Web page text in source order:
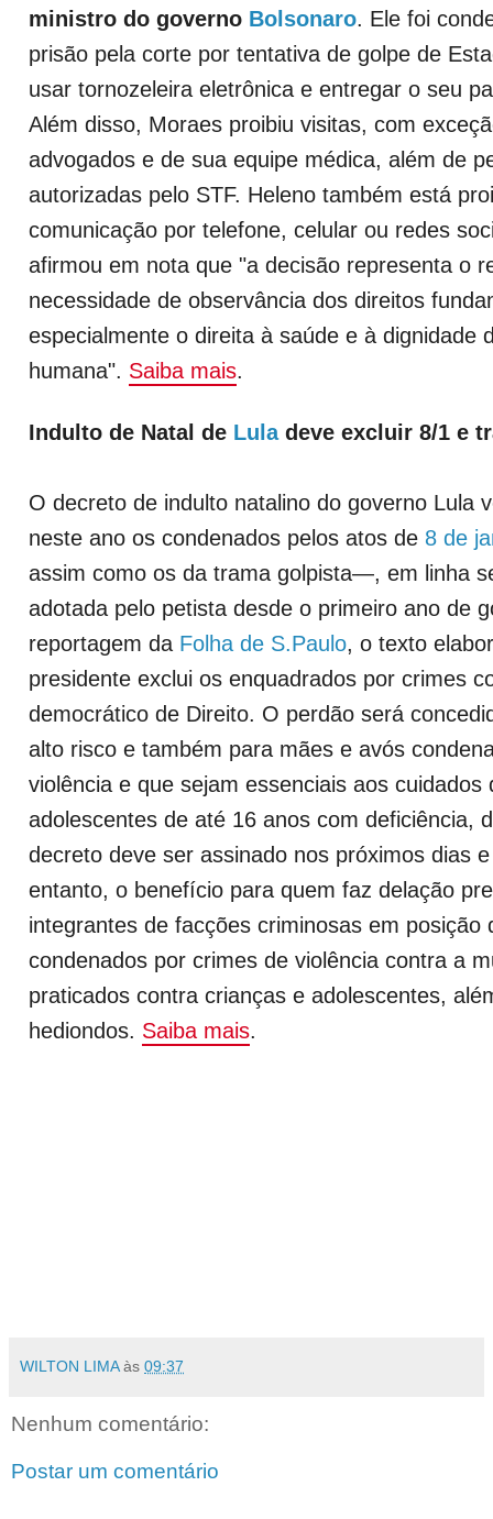
ministro do governo Bolsonaro. Ele foi
prisão pela corte por tentativa de golpe de
usar tornozeleira eletrônica e entregar o seu
Além disso, Moraes proibiu visitas, com
advogados e de sua equipe médica, além de
autorizadas pelo STF. Heleno também está
comunicação por telefone, celular ou redes
afirmou em nota que "a decisão representa o
necessidade de observância dos direitos
especialmente o direita à saúde e à dignidade
humana". Saiba mais.
Indulto de Natal de Luladeve excluir 8/1 e
O decreto de indulto natalino do governo Lula
neste ano os condenados pelos atos de 8 de
assim como os da trama golpista—, em linha
adotada pelo petista desde o primeiro ano de
reportagem da Folha de S.Paulo, o texto
presidente exclui os enquadrados por crimes
democrático de Direito. O perdão será
alto risco e também para mães e avós
violência e que sejam essenciais aos cuidados
adolescentes de até 16 anos com deficiência,
decreto deve ser assinado nos próximos dias
entanto, o benefício para quem faz delação
integrantes de facções criminosas em posição
condenados por crimes de violência contra a
praticados contra crianças e adolescentes,
hediondos. Saiba mais.
WILTON LIMA às 09:37
Nenhum comentário:
Postar um comentário